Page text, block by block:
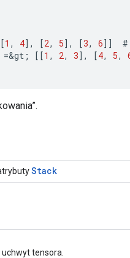
1 , 4] , [2, 5] , [3, 6]]
#
=&gt ; [[1 , 2, 3] , [4, 5,
Stack
tensora.